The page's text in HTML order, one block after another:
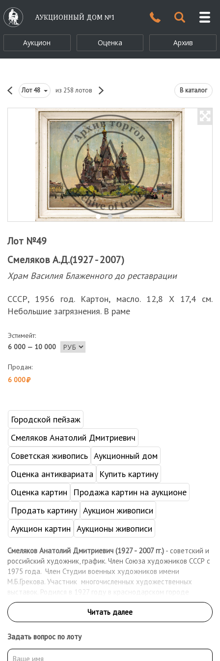
АУКЦИОННЫЙ ДОМ №1
Аукцион Оценка Архив
Лот48 из 258 лотов В каталог
Лот №49
Смеляков А.Д.(1927 - 2007)
Храм Василия Блаженного до реставрации
СССР, 1956 год. Картон, масло. 12,8 Х 17,4 см.
Небольшие загрязнения. В раме
Эстимейт:
6 000 — 10 000
Продан:
6 000
Городской пейзаж
Смеляков Анатолий Дмитриевич
Советская живопись Аукционный дом
Оценка антиквариата
Купить картину
Оценка картин
Продажа картин на аукционе
Продать картину Аукцион живописи
Аукцион картин Аукционы живописи
Смеляков Анатолий Дмитриевич (1927 - 2007 гг.) - советский и
российский художник, график. Член Союза художников СССР с
1975 года. Член Студии военных художников имени
М.Б.Грекова. Участник многочисленных художественных
выставок. Родился в 1927 году в краснодарском городе
Кропоткине в семье учителей. Первым на талантливого
мальчика обратил внимание его школьный учитель рисования,
большой поклонник живописи, в доме которого хранились
подлинники произведений Васнецова и Репина. Во время
Великой Отечественной войны служил в Свердловске,
одновременно посещал студию военных художников. В 1948
Задать вопрос по лоту